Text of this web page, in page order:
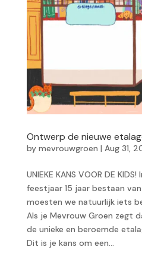
Ontwerp de nieuwe
by mevrouwgroen | Aug 31,
UNIEKE KANS VOOR DE
feestjaar 15 jaar bestaan
moesten we natuurlijk iets
Als je Mevrouw Groen zegt
de unieke en beroemde
Dit is je kans om een...